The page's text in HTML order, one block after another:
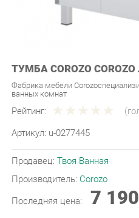
ТУМБА COROZO
Фабрика мебели
Рейтинг:
Артикул: u-0277445
Продавец:
Производитель: Corozo
Последняя цена: 7 190
- +